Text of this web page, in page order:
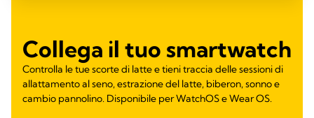
Collega il tuo smartwatch
Controlla le tue scorte di latte e tieni traccia delle sessioni di
allattamento al seno, estrazione del latte, biberon, sonno e
cambio pannolino. Disponibile per WatchOS e Wear OS.